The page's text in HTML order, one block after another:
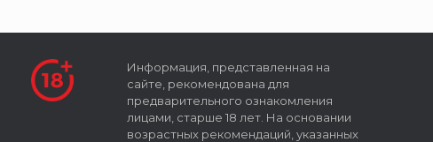
Информация, представленная на
сайте, рекомендована для
предварительного ознакомления
лицами, старше 18 лет. На основании
возрастных рекомендаций, указанных